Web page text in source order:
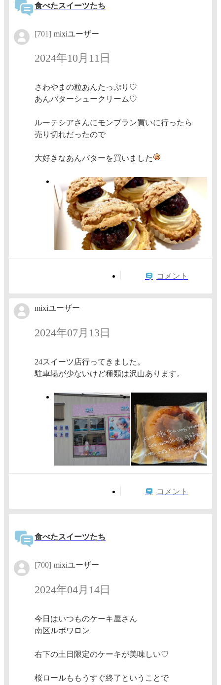
食べたスイーツたち
[701] mixiユーザー
2024年10月11日
さわやまの粒あんたっぷり♡
あんバターシュークリーム♡
ルーテシアさんにモンブラン買いに行ったら
売り切れだったので
大好きなあんバターを買いました
コメント
mixiユーザー
2024年07月13日
24スイーツ店行ってきました。
駐車場が少ないけど種類は沢山あります。
コメント
食べたスイーツたち
[700] mixiユーザー
2024年04月14日
今日はいつものケーキ屋さん
南区ルポワロン
右下の土日限定のケーキが美味しい♡
桜ロールももうすぐ終了ということで